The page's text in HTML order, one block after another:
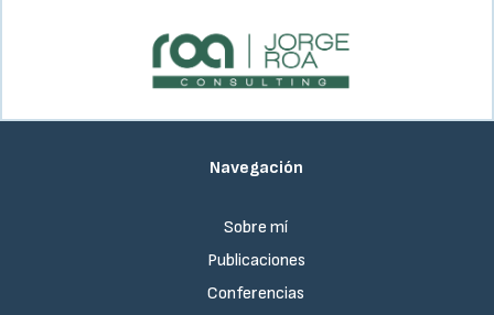
Navegación
Sobre mí
Publicaciones
Conferencias